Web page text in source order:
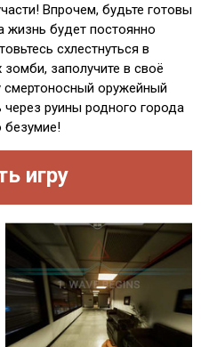
Впрочем, будьте готовы
жизнь будет постоянно
схлестнуться в
заполучите в своё
оружейный
через руины родного города
безумие!
игру